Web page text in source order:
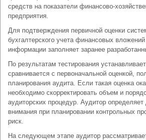
средств на показатели финансово-
предприятия.
Для подтверждения первичной оценки
бухгалтерского учета финансовых
информации заполняет заранее
По результатам тестирования
сравнивается с первоначальной оценкой,
планирования аудита. Если такая оценка
необходимо скорректировать объем и
аудиторских процедур. Аудитор
внимания при планировании контрольных
риск.
На следующем этапе аудитор